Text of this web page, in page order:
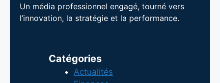
Un média professionnel engagé, tourné vers
l’innovation, la stratégie et la performance.
Catégories
Actualités